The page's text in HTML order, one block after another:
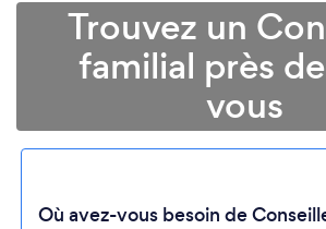
Trouvez un
familial près
vous
Où avez-vous besoin de